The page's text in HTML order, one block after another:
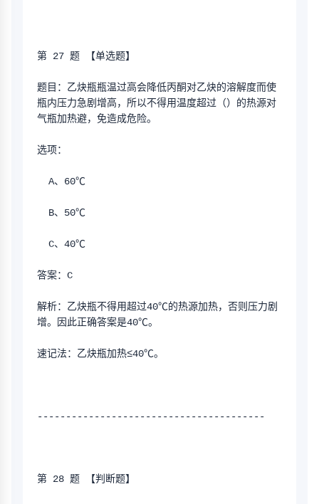
第 27 题 【单选题】
题目：乙炔瓶瓶温过高会降低丙酮对乙炔的溶解度而使
瓶内压力急剧增高，所以不得用温度超过（）的热源对
气瓶加热避，免造成危险。
选项：
  A、60℃
  B、50℃
  C、40℃
答案：C
解析：乙炔瓶不得用超过40℃的热源加热，否则压力剧
增。因此正确答案是40℃。
速记法：乙炔瓶加热≤40℃。
----------------------------------------
第 28 题 【判断题】